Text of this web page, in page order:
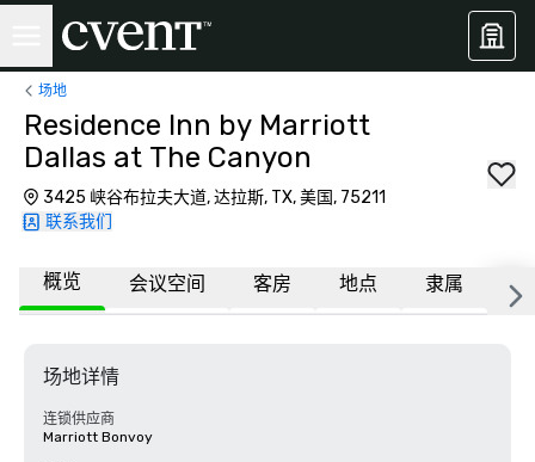
场地
Residence Inn by Marriott
Dallas at The Canyon
3425 峡谷布拉夫大道, 达拉斯, TX, 美国, 75211
联系我们
概览 会议空间 客房 地点 隶属 常
场地详情
连锁供应商
Marriott Bonvoy